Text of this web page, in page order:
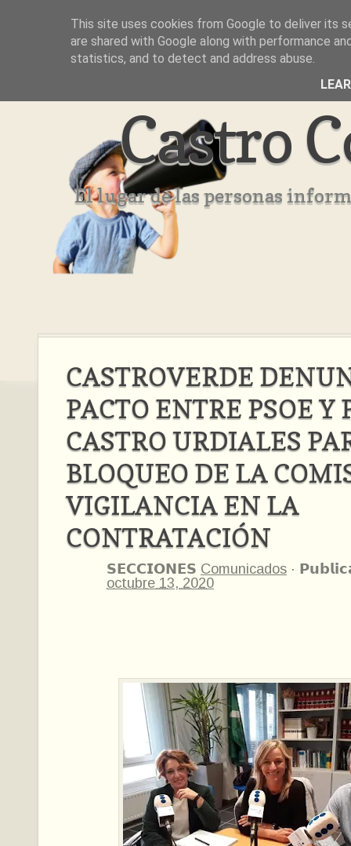
Inicio Aviso Legal Quienes Somos ??
Castro
El lugar de las personas
CASTROVERDE
PACTO ENTRE PSOE Y
CASTRO URDIALES
BLOQUEO DE LA
VIGILANCIA EN LA
CONTRATACIÓN
𝗦𝗘𝗖𝗖𝗜𝗢𝗡𝗘𝗦 Comunicados ·
octubre 13, 2020
This site uses cookies from Google to deliver its
are shared with Google along with performance
statistics, and to detect and address abuse.